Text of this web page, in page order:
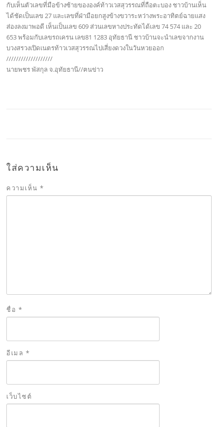
กับเห็นตัวเลขที่มือข้างซ้ายขององค์ท้าวเวสสุวรรณที่ถือตะบอง ชาวบ้านเห็น
ได้ชัดเป็นเลข 27 และเลขที่ฝ่ามือยกสูงข้างขวาระหว่างพระอาทิตย์ฉายแสง
ส่องลงมาพอดี เห็นเป็นเลข 609 ส่วนเลขหางประทัดได้เลข 74 574 และ 20
653 พร้อมกับเลขรถเครน เลข81 1283 อุทัยธานี ชาวบ้านจะนำเลขจากงาน
บวงสรวงเปิดเนตรท้าวเวสสุวรรณไปเสี่ยงดวงในวันหวยออก
///////////////////
นายพชร พัสกุล จ.อุทัยธานี//ฅนข่าว
ใส่ความเห็น
ความเห็น*
ชื่อ *
อีเมล *
เว็บไซต์